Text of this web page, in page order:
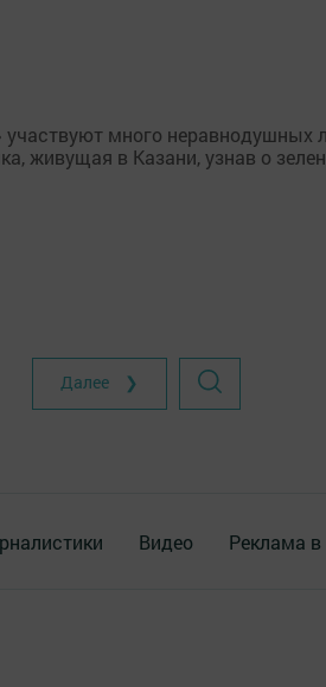
участвуют много неравнодушных
живущая в Казани, узнав о
Далее ❯
Видео Реклама